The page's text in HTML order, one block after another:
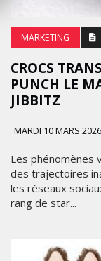
MARKETING
CROCS
PUNCH LE
JIBBITZ
MARDI 10 MARS 2026
Les phénomènes
des trajectoires
les réseaux
rang de star...